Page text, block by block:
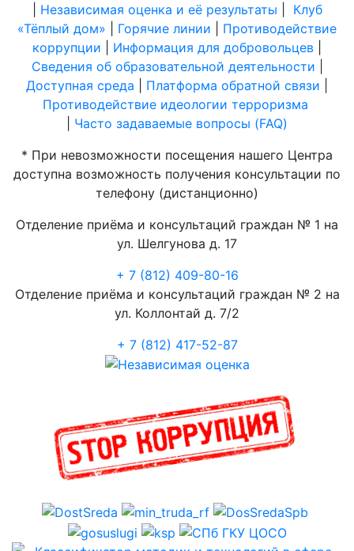
Независимая оценка и её результаты
Клуб
«Тёплый дом»
Горячие линии
Противодействие
коррупции
Информация для добровольцев
Сведения об образовательной деятельности
Доступная среда
Платформа обратной связи
Противодействие идеологии терроризма
Часто задаваемые вопросы (FAQ)
* При невозможности посещения нашего Центра
доступна возможность получения консультации по
телефону (дистанционно)
Отделение приёма и консультаций граждан № 1 на
ул. Шелгунова д. 17
+ 7 (812) 409-80-16
Отделение приёма и консультаций граждан № 2 на
ул. Коллонтай д. 7/2
+ 7 (812) 417-52-87